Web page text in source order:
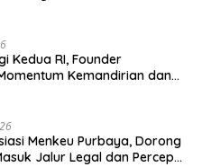
Kedua RI, Founder
Momentum Kemandirian dan
Menkeu Purbaya, Dorong
Jalur Legal dan Percepat